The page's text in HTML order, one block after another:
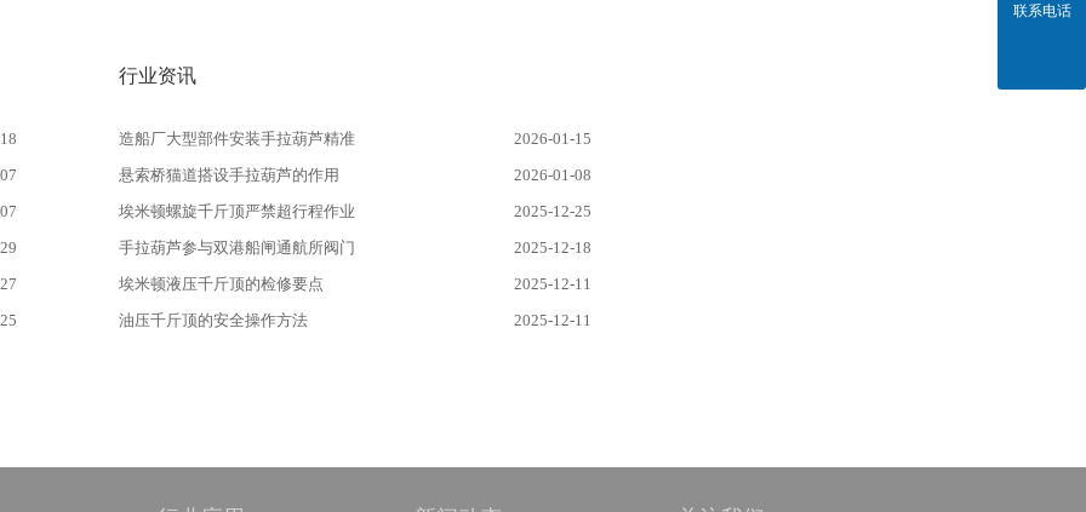
行业资讯
造船厂大型部件安装手拉葫芦精准
2026-01-15
悬索桥猫道搭设手拉葫芦的作用
2026-01-08
埃米顿螺旋千斤顶严禁超行程作业
2025-12-25
手拉葫芦参与双港船闸通航所阀门
2025-12-18
埃米顿液压千斤顶的检修要点
2025-12-11
油压千斤顶的安全操作方法
2025-12-11
联系电话